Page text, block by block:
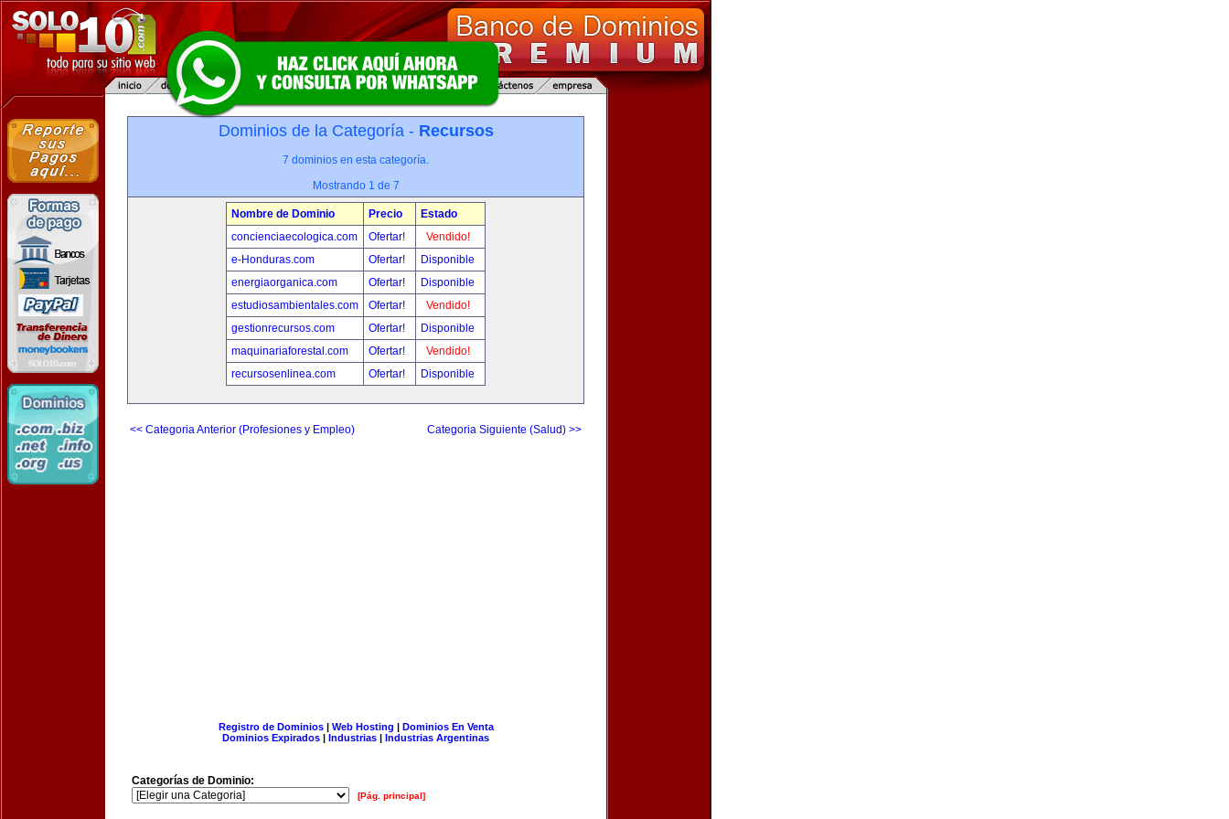
Dominios de la Categoría - Recursos
7 dominios en esta categoría.
Mostrando 1 de 7
Nombre de Dominio Precio
Estado
concienciaecologica.com
Ofertar!
Vendido!
e-Honduras.com
Ofertar!
Disponible
energiaorganica.com
Ofertar!
Disponible
estudiosambientales.com
Ofertar!
Vendido!
gestionrecursos.com
Ofertar!
Disponible
maquinariaforestal.com
Ofertar!
Vendido!
recursosenlinea.com
Ofertar! Disponible
<< Categoria Anterior (Profesiones y Empleo) Categoria Siguiente (Salud) >>
Registro de Dominios| Web Hosting | Dominios En Venta
Dominios Expirados | Industrias | Industrias Argentinas
Categorías de Dominio:
[Pág. principal]